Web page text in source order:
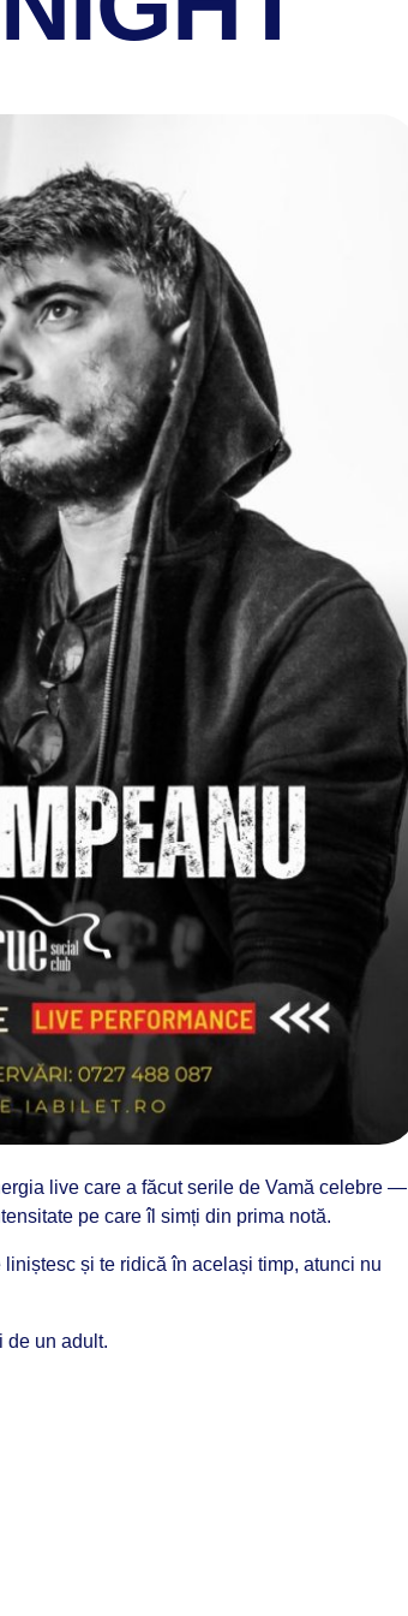
live care a făcut serile de Vamă celebre —
pe care îl simți din prima notă.
și te ridică în același timp, atunci nu
de un adult.